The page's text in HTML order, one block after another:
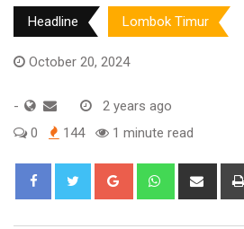
Headline Lombok Timur
October 20, 2024
-
2 years ago
0
144 1 minute read
Google+ WhatsappShare